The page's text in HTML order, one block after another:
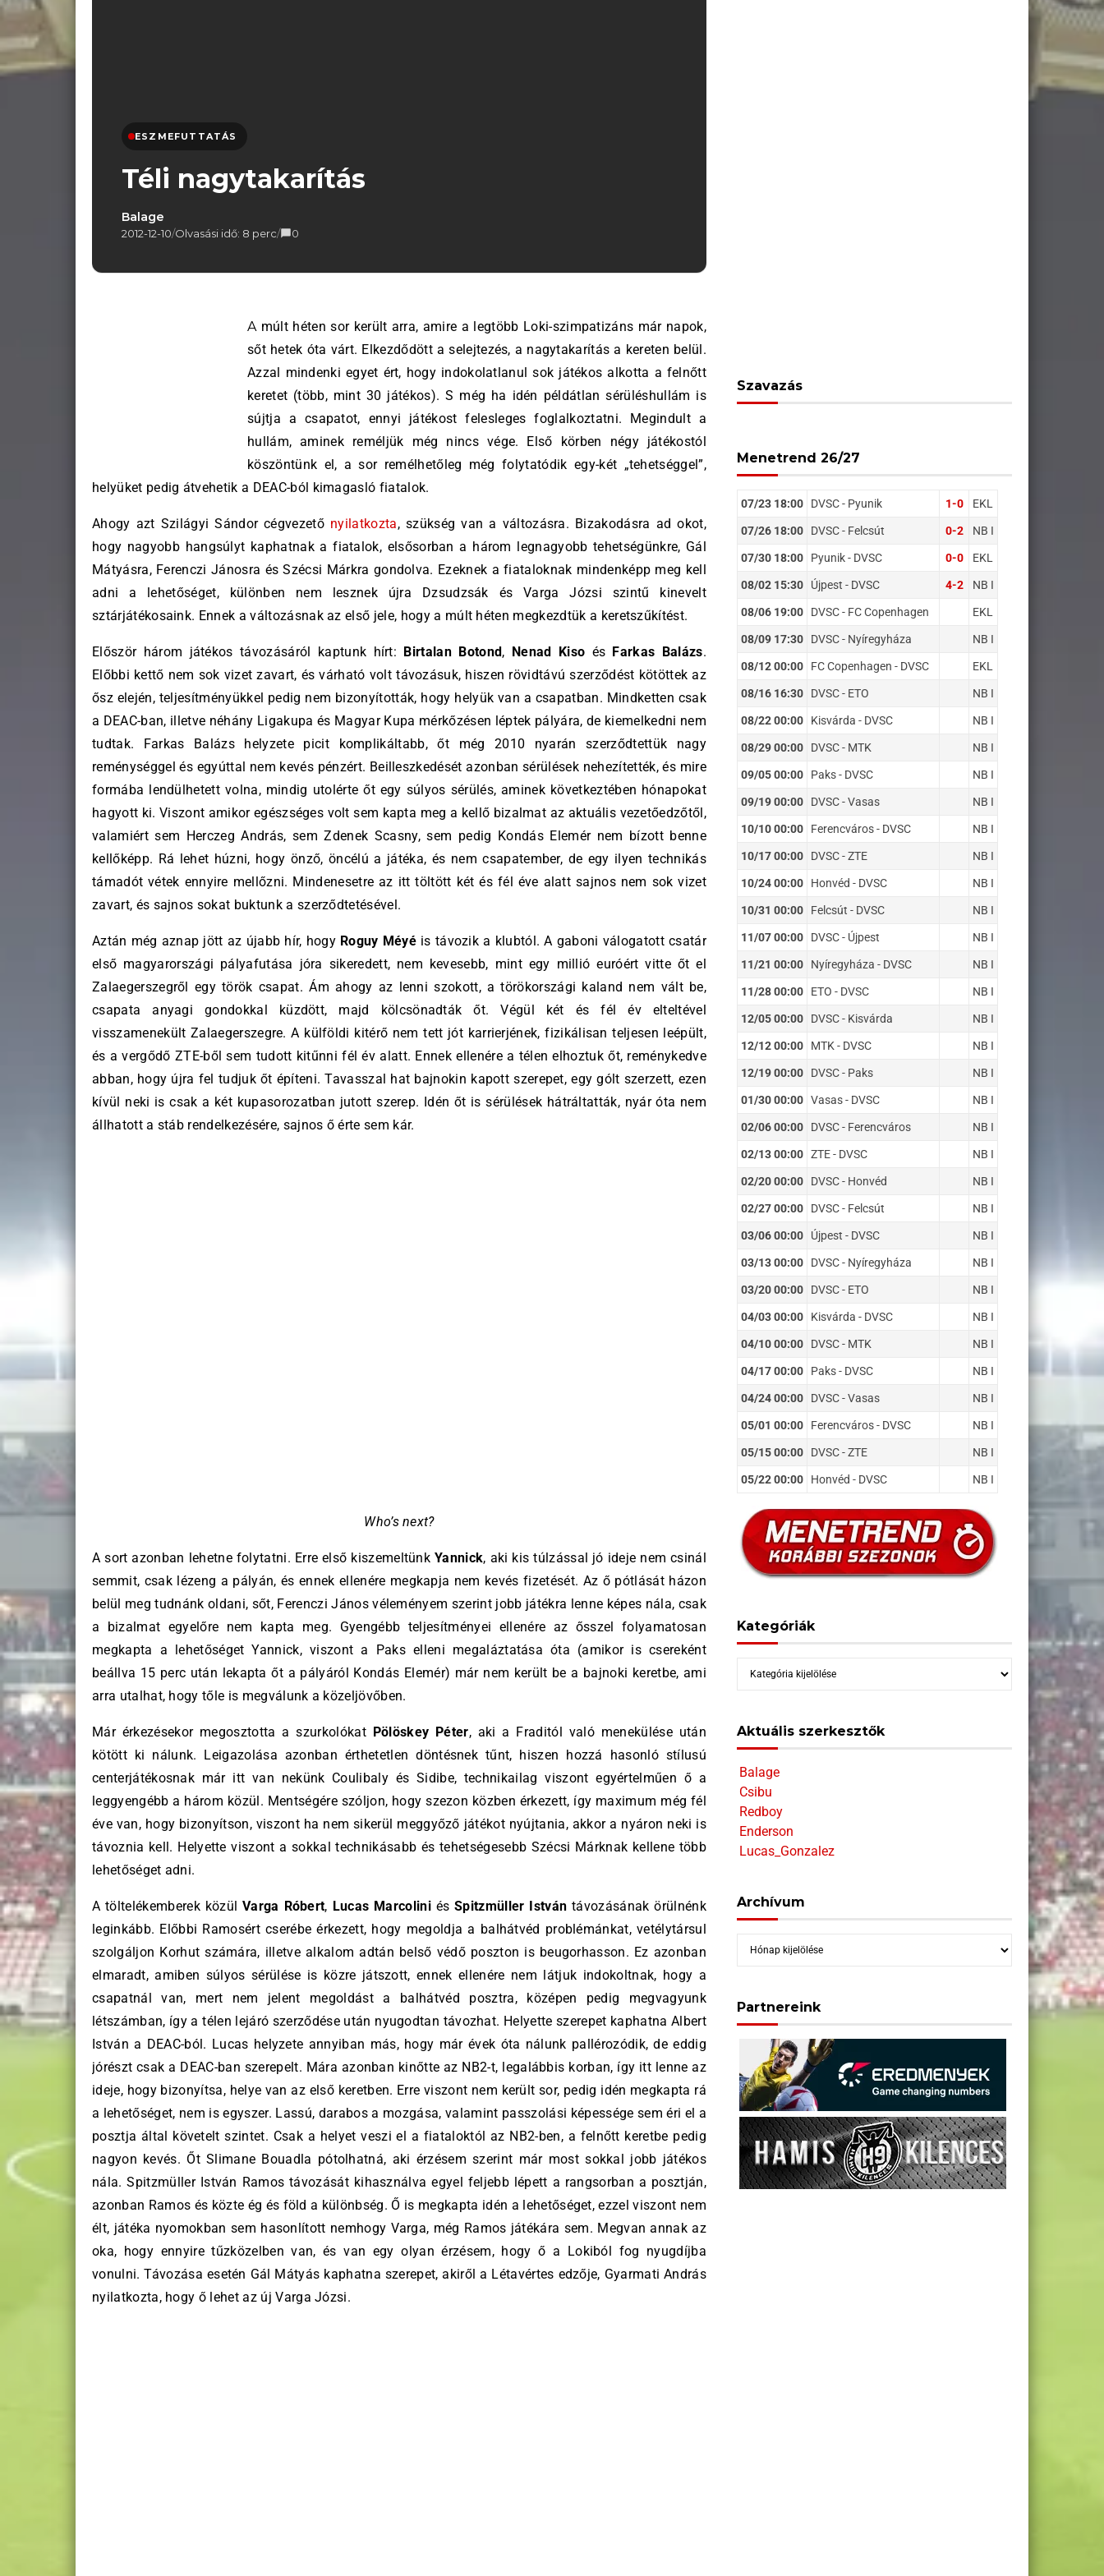
ESZMEFUTTATÁS
Téli nagytakarítás
Balage
2012-12-10/Olvasási idő: 8 perc/ 0
A múlt héten sor került arra, amire a legtöbb Loki-szimpatizáns már napok,
sőt hetek óta várt. Elkezdődött a selejtezés, a nagytakarítás a kereten belül.
Azzal mindenki egyet ért, hogy indokolatlanul sok játékos alkotta a felnőtt
keretet (több, mint 30 játékos). S még ha idén példátlan sérüléshullám is
sújtja a csapatot, ennyi játékost felesleges foglalkoztatni. Megindult a
hullám, aminek reméljük még nincs vége. Első körben négy játékostól
köszöntünk el, a sor remélhetőleg még folytatódik egy-két „tehetséggel”,
helyüket pedig átvehetik a DEAC-ból kimagasló fiatalok.
Ahogy azt Szilágyi Sándor cégvezető nyilatkozta, szükség van a változásra. Bizakodásra ad okot,
hogy nagyobb hangsúlyt kaphatnak a fiatalok, elsősorban a három legnagyobb tehetségünkre, Gál
Mátyásra, Ferenczi Jánosra és Szécsi Márkra gondolva. Ezeknek a fiataloknak mindenképp meg kell
adni a lehetőséget, különben nem lesznek újra Dzsudzsák és Varga Józsi szintű kinevelt
sztárjátékosaink. Ennek a változásnak az első jele, hogy a múlt héten megkezdtük a keretszűkítést.
Először három játékos távozásáról kaptunk hírt: Birtalan Botond, Nenad Kiso és Farkas Balázs.
Előbbi kettő nem sok vizet zavart, és várható volt távozásuk, hiszen rövidtávú szerződést kötöttek az
ősz elején, teljesítményükkel pedig nem bizonyították, hogy helyük van a csapatban. Mindketten csak
a DEAC-ban, illetve néhány Ligakupa és Magyar Kupa mérkőzésen léptek pályára, de kiemelkedni nem
tudtak. Farkas Balázs helyzete picit komplikáltabb, őt még 2010 nyarán szerződtettük nagy
reménységgel és egyúttal nem kevés pénzért. Beilleszkedését azonban sérülések nehezítették, és mire
formába lendülhetett volna, mindig utolérte őt egy súlyos sérülés, aminek következtében hónapokat
hagyott ki. Viszont amikor egészséges volt sem kapta meg a kellő bizalmat az aktuális vezetőedzőtől,
valamiért sem Herczeg András, sem Zdenek Scasny, sem pedig Kondás Elemér nem bízott benne
kellőképp. Rá lehet húzni, hogy önző, öncélú a játéka, és nem csapatember, de egy ilyen technikás
támadót vétek ennyire mellőzni. Mindenesetre az itt töltött két és fél éve alatt sajnos nem sok vizet
zavart, és sajnos sokat buktunk a szerződtetésével.
Aztán még aznap jött az újabb hír, hogy Roguy Méyé is távozik a klubtól. A gaboni válogatott csatár
első magyarországi pályafutása jóra sikeredett, nem kevesebb, mint egy millió euróért vitte őt el
Zalaegerszegről egy török csapat. Ám ahogy az lenni szokott, a törökországi kaland nem vált be,
csapata anyagi gondokkal küzdött, majd kölcsönadták őt. Végül két és fél év elteltével
visszamenekült Zalaegerszegre. A külföldi kitérő nem tett jót karrierjének, fizikálisan teljesen leépült,
és a vergődő ZTE-ből sem tudott kitűnni fél év alatt. Ennek ellenére a télen elhoztuk őt, reménykedve
abban, hogy újra fel tudjuk őt építeni. Tavasszal hat bajnokin kapott szerepet, egy gólt szerzett, ezen
kívül neki is csak a két kupasorozatban jutott szerep. Idén őt is sérülések hátráltatták, nyár óta nem
állhatott a stáb rendelkezésére, sajnos ő érte sem kár.
Who’s next?
A sort azonban lehetne folytatni. Erre első kiszemeltünkYannick, aki kis túlzással jó ideje nem csinál
semmit, csak lézeng a pályán, és ennek ellenére megkapja nem kevés fizetését. Az ő pótlását házon
belül meg tudnánk oldani, sőt, Ferenczi János véleményem szerint jobb játékra lenne képes nála, csak
a bizalmat egyelőre nem kapta meg. Gyengébb teljesítményei ellenére az ősszel folyamatosan
megkapta a lehetőséget Yannick, viszont a Paks elleni megaláztatása óta (amikor is csereként
beállva 15 perc után lekapta őt a pályáról Kondás Elemér) már nem került be a bajnoki keretbe, ami
arra utalhat, hogy tőle is megválunk a közeljövőben.
Már érkezésekor megosztotta a szurkolókat Pölöskey Péter, aki a Fraditól való menekülése után
kötött ki nálunk. Leigazolása azonban érthetetlen döntésnek tűnt, hiszen hozzá hasonló stílusú
centerjátékosnak már itt van nekünk Coulibaly és Sidibe, technikailag viszont egyértelműen ő a
leggyengébb a három közül. Mentségére szóljon, hogy szezon közben érkezett, így maximum még fél
éve van, hogy bizonyítson, viszont ha nem sikerül meggyőző játékot nyújtania, akkor a nyáron neki is
távoznia kell. Helyette viszont a sokkal technikásabb és tehetségesebb Szécsi Márknak kellene több
lehetőséget adni.
A töltelékemberek közülVarga Róbert, Lucas Marcolini ésSpitzmüller Istvántávozásának örülnénk
leginkább. Előbbi Ramosért cserébe érkezett, hogy megoldja a balhátvéd problémánkat, vetélytársul
szolgáljon Korhut számára, illetve alkalom adtán belső védő poszton is beugorhasson. Ez azonban
elmaradt, amiben súlyos sérülése is közre játszott, ennek ellenére nem látjuk indokoltnak, hogy a
csapatnál van, mert nem jelent megoldást a balhátvéd posztra, középen pedig megvagyunk
létszámban, így a télen lejáró szerződése után nyugodtan távozhat. Helyette szerepet kaphatna Albert
István a DEAC-ból. Lucas helyzete annyiban más, hogy már évek óta nálunk pallérozódik, de eddig
jórészt csak a DEAC-ban szerepelt. Mára azonban kinőtte az NB2-t, legalábbis korban, így itt lenne az
ideje, hogy bizonyítsa, helye van az első keretben. Erre viszont nem került sor, pedig idén megkapta rá
a lehetőséget, nem is egyszer. Lassú, darabos a mozgása, valamint passzolási képessége sem éri el a
posztja által követelt szintet. Csak a helyet veszi el a fiataloktól az NB2-ben, a felnőtt keretbe pedig
nagyon kevés. Őt Slimane Bouadla pótolhatná, aki érzésem szerint már most sokkal jobb játékos
nála. Spitzmüller István Ramos távozását kihasználva egyel feljebb lépett a rangsorban a posztján,
azonban Ramos és közte ég és föld a különbség. Ő is megkapta idén a lehetőséget, ezzel viszont nem
élt, játéka nyomokban sem hasonlított nemhogy Varga, még Ramos játékára sem. Megvan annak az
oka, hogy ennyire tűzközelben van, és van egy olyan érzésem, hogy ő a Lokiból fog nyugdíjba
vonulni.Távozása esetén Gál Mátyás kaphatna szerepet, akiről a Létavértes edzője, Gyarmati András
nyilatkozta, hogy ő lehet az új Varga Józsi.
Szavazás
Menetrend 26/27
07/23 18:00 DVSC - Pyunik 1-0 EKL
07/26 18:00 DVSC - Felcsút 0-2 NB I
07/30 18:00 Pyunik - DVSC 0-0 EKL
08/02 15:30 Újpest - DVSC 4-2 NB I
08/06 19:00 DVSC - FC Copenhagen EKL
08/09 17:30 DVSC - Nyíregyháza NB I
08/12 00:00 FC Copenhagen - DVSC EKL
08/16 16:30 DVSC - ETO NB I
08/22 00:00 Kisvárda - DVSC NB I
08/29 00:00 DVSC - MTK NB I
09/05 00:00 Paks - DVSC NB I
09/19 00:00 DVSC - Vasas NB I
10/10 00:00 Ferencváros - DVSC NB I
10/17 00:00 DVSC - ZTE NB I
10/24 00:00 Honvéd - DVSC NB I
10/31 00:00 Felcsút - DVSC NB I
11/07 00:00 DVSC - Újpest NB I
11/21 00:00 Nyíregyháza - DVSC NB I
11/28 00:00 ETO - DVSC NB I
12/05 00:00 DVSC - Kisvárda NB I
12/12 00:00 MTK - DVSC NB I
12/19 00:00 DVSC - Paks NB I
01/30 00:00 Vasas - DVSC NB I
02/06 00:00 DVSC - Ferencváros NB I
02/13 00:00 ZTE - DVSC NB I
02/20 00:00 DVSC - Honvéd NB I
02/27 00:00 DVSC - Felcsút NB I
03/06 00:00 Újpest - DVSC NB I
03/13 00:00 DVSC - Nyíregyháza NB I
03/20 00:00 DVSC - ETO NB I
04/03 00:00 Kisvárda - DVSC NB I
04/10 00:00 DVSC - MTK NB I
04/17 00:00 Paks - DVSC NB I
04/24 00:00 DVSC - Vasas NB I
05/01 00:00 Ferencváros - DVSC NB I
05/15 00:00 DVSC - ZTE NB I
05/22 00:00 Honvéd - DVSC NB I
Kategóriák
Kategóriák
Aktuális szerkesztők
Balage
Csibu
Redboy
Enderson
Lucas_Gonzalez
Archívum
Archívum
Partnereink